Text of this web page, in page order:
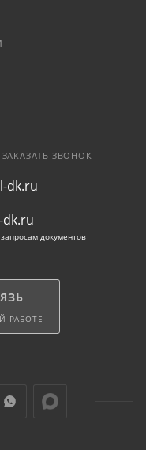
ЗАКАЗАТЬ ЗВОНОК
dk.ru
dk.ru
документов
РАБОТЕ